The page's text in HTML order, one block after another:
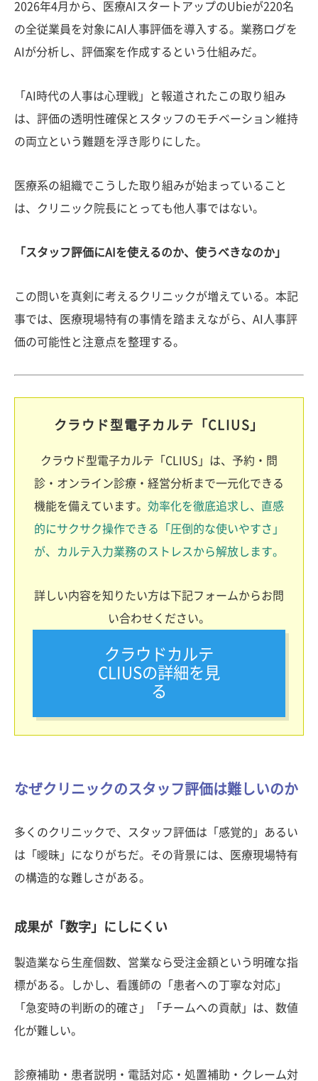
2026年4月から、医療AIスタートアップのUbieが220名
の全従業員を対象にAI人事評価を導入する。業務ログを
AIが分析し、評価案を作成するという仕組みだ。
「AI時代の人事は心理戦」と報道されたこの取り組み
は、評価の透明性確保とスタッフのモチベーション維持
の両立という難題を浮き彫りにした。
医療系の組織でこうした取り組みが始まっていること
は、クリニック院長にとっても他人事ではない。
「スタッフ評価にAIを使えるのか、使うべきなのか」
この問いを真剣に考えるクリニックが増えている。本記
事では、医療現場特有の事情を踏まえながら、AI人事評
価の可能性と注意点を整理する。
クラウド型電子カルテ「CLIUS」
クラウド型電子カルテ「CLIUS」は、予約・問
診・オンライン診療・経営分析まで一元化できる
機能を備えています。 効率化を徹底追求し、直感
的にサクサク操作できる「圧倒的な使いやすさ」
が、カルテ入力業務のストレスから解放します。
詳しい内容を知りたい方は下記フォームからお問
い合わせください。
クラウドカルテ
CLIUSの詳細を見
る
なぜクリニックのスタッフ評価は難しいのか
多くのクリニックで、スタッフ評価は「感覚的」あるい
は「曖昧」になりがちだ。その背景には、医療現場特有
の構造的な難しさがある。
成果が「数字」にしにくい
製造業なら生産個数、営業なら受注金額という明確な指
標がある。しかし、看護師の「患者への丁寧な対応」
「急変時の判断の的確さ」「チームへの貢献」は、数値
化が難しい。
診療補助・患者説明・電話対応・処置補助・クレーム対